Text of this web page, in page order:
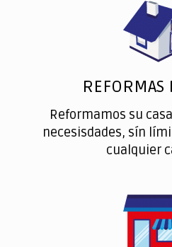
REFORMAS
Reformamos su
necesisdades, sín
cualquier